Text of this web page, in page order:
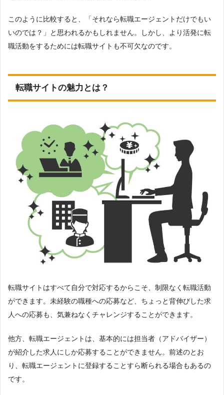
このように比較すると、「それなら転職エージェントだけでもい
いのでは？」と思われるかもしれません。しかし、より活発に転
職活動をするためには転職サイトも不可欠なのです。
転職サイトの魅力とは？
転職サイトはすべて自分で対応するからこそ、制限なく転職活動
ができます。未経験の職種への応募など、ちょっと背伸びした求
人への応募も、気兼ねなくチャレンジすることができます。
他方、転職エージェントは、基本的には担当者（アドバイザー）
が紹介した求人にしか応募することができません。前述のとお
り、転職エージェントに登録することすら断られる場合もあるの
です。